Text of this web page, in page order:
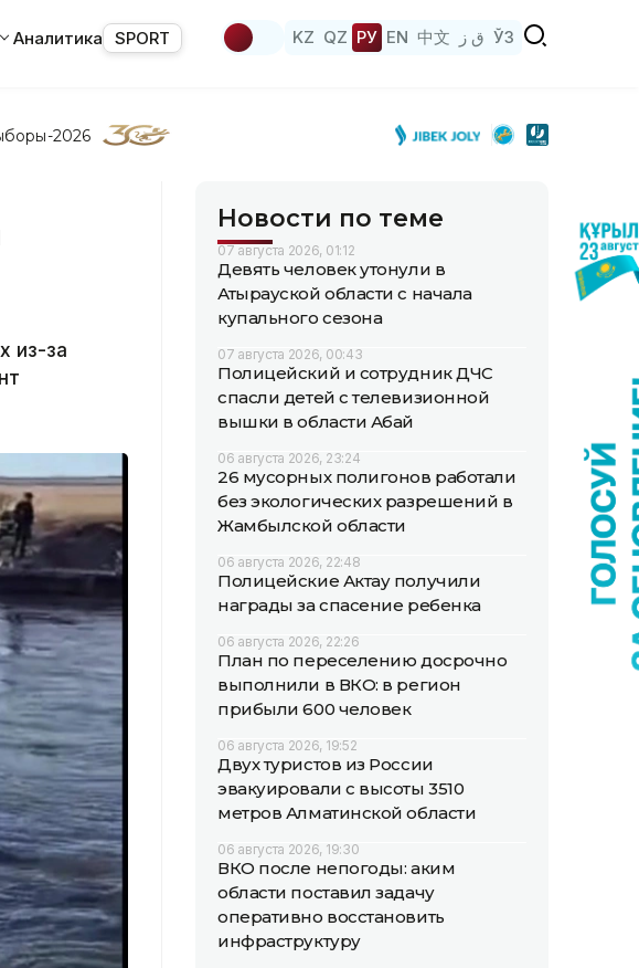
Аналитика SPORT KZ QZ РУ EN 中文 ق ز ЎЗ
2026
из-за
Новости по теме
07 августа 2026, 01:12
Девять человек утонули в
Атырауской области с начала
купального сезона
07 августа 2026, 00:43
Полицейский и сотрудник ДЧС
спасли детей с телевизионной
вышки в области Абай
06 августа 2026, 23:24
26 мусорных полигонов работали
без экологических разрешений в
Жамбылской области
06 августа 2026, 22:48
Полицейские Актау получили
награды за спасение ребенка
06 августа 2026, 22:26
План по переселению досрочно
выполнили в ВКО: в регион
прибыли 600 человек
06 августа 2026, 19:52
Двух туристов из России
эвакуировали с высоты 3510
метров Алматинской области
06 августа 2026, 19:30
ВКО после непогоды: аким
области поставил задачу
оперативно восстановить
инфраструктуру